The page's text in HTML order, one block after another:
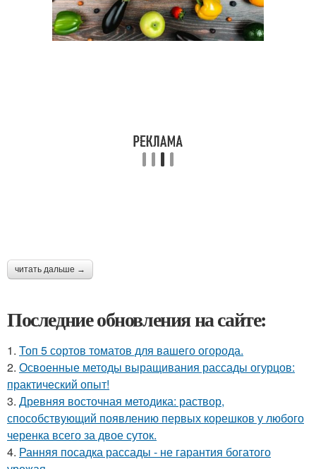
читать дальше →
Последние обновления на сайте:
1. Топ 5 сортов томатов для вашего огорода.
2. Освоенные методы выращивания рассады огурцов:
практический опыт!
3. Древняя восточная методика: раствор,
способствующий появлению первых корешков у любого
черенка всего за двое суток.
4. Ранняя посадка рассады - не гарантия богатого